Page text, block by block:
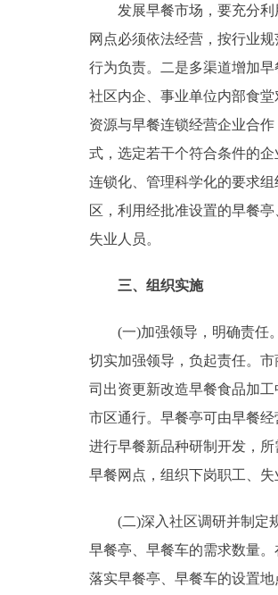
ENGLISH
DEUTSCH
ESPAÑOL
发展早餐市场，要充分利
网点必须依法经营，按行业
行为负责。二是多渠道增加
社区内企、事业单位内部食
资源与早餐连锁经营企业合
式，选定若干个符合条件的
连锁化、管理科学化的要求
区，利用经批准设置的早餐
失业人员。
三、组织实施
(一)加强领导，明确责任。
切实加强领导，负起责任。
司出资更新改造早餐食品加
市区通行。早餐亭可由早餐
进行早餐新品种研制开发，
早餐网点，组织下岗职工、
(二)深入社区调研并制定规
早餐亭、早餐车的需求数量
落实早餐亭、早餐车的设置